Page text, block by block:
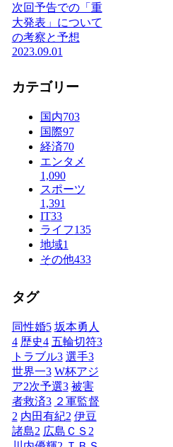
次回予告での「重
大発表」について
の考察と予想
2023.09.01
カテゴリー
国内703
国際97
経済70
エンタメ
1,090
スポーツ
1,391
IT33
ライフ135
地域1
その他433
タグ
同性婚5 坂本勇人
4 歴史4 五輪切符3
トラブル3 選手3
世界一3 W杯アジ
ア2次予選3 被害
者救済3 ２軍監督
2 内田有紀2 伊豆
諸島2 広島ＣＳ 2